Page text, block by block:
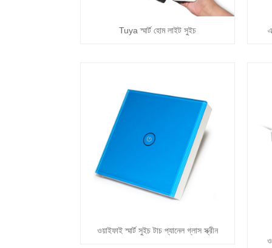
Tuya স্মার্ট হোম লাইট সুইচ
ওয়াইফাই স্মার্ট সুইচ টাচ প্যানেল গ্লাস স্ক্রীন